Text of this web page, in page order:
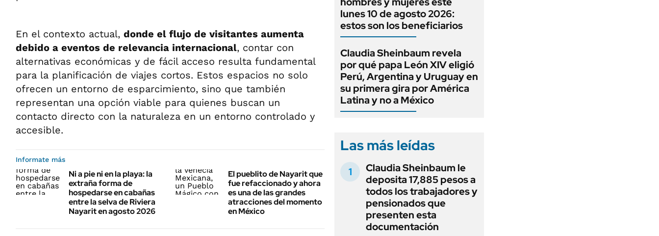
En el contexto actual, donde el flujo de visitantes aumenta
debido a eventos de relevancia internacional, contar con
alternativas económicas y de fácil acceso resulta fundamental
para la planificación de viajes cortos. Estos espacios no solo
ofrecen un entorno de esparcimiento, sino que también
representan una opción viable para quienes buscan un
contacto directo con la naturaleza en un entorno controlado y
accesible.
Informate más
Ni a pie ni en la playa: la
extraña forma de
hospedarse en cabañas
entre la selva de Riviera
Nayarit en agosto 2026
El pueblito de Nayarit que
fue refaccionado y ahora
es una de las grandes
atracciones del momento
en México
lunes 10 de agosto 2026:
estos son los beneficiarios
Claudia Sheinbaum revela
por qué papa León XIV eligió
Perú, Argentina y Uruguay en
su primera gira por América
Latina y no a México
Las más leídas
Claudia Sheinbaum le
deposita 17,885 pesos a
todos los trabajadores y
pensionados que
presenten esta
documentación